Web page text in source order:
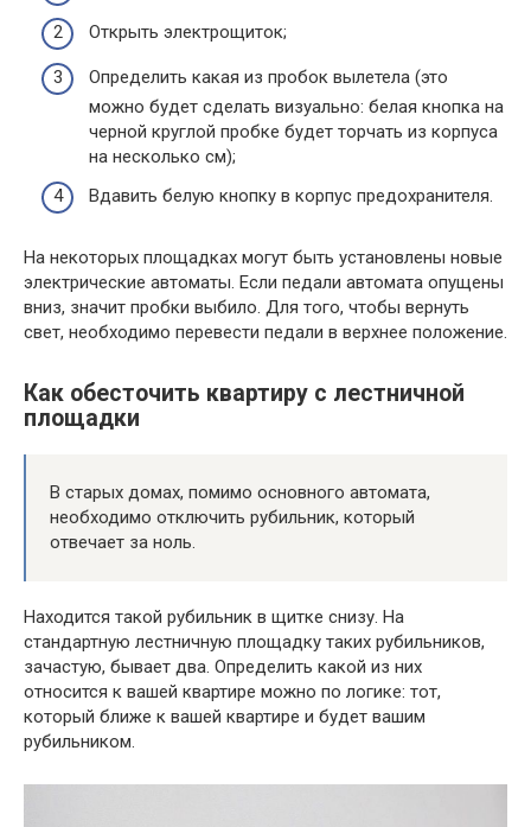
Открыть электрощиток;
Определить какая из пробок вылетела (это
можно будет сделать визуально: белая кнопка на
черной круглой пробке будет торчать из корпуса
на несколько см);
Вдавить белую кнопку в корпус предохранителя.
На некоторых площадках могут быть установлены новые
электрические автоматы. Если педали автомата опущены
вниз, значит пробки выбило. Для того, чтобы вернуть
свет, необходимо перевести педали в верхнее положение.
Как обесточить квартиру с лестничной
площадки
В старых домах, помимо основного автомата,
необходимо отключить рубильник, который
отвечает за ноль.
Находится такой рубильник в щитке снизу. На
стандартную лестничную площадку таких рубильников,
зачастую, бывает два. Определить какой из них
относится к вашей квартире можно по логике: тот,
который ближе к вашей квартире и будет вашим
рубильником.